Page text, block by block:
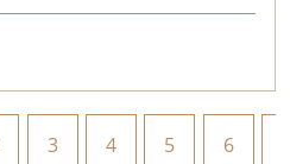
3 4 5 6